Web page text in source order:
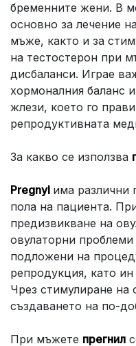
бременните жени. В
основно за лечение
мъже, както и за
на тестостерон при
дисбаланси. Играе
хормоналния баланс
жлези, което го
репродуктивната
За какво се използва
Pregnyl има различни
пола на пациента.
предизвикване на
овулаторни
подложени на
репродукция, като
Чрез стимулиране на
създаването на по-
При мъжете прегнил